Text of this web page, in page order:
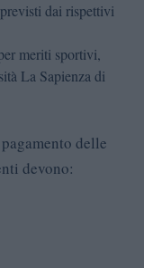
dai rispettivi
meriti sportivi,
La Sapienza di
delle
devono: